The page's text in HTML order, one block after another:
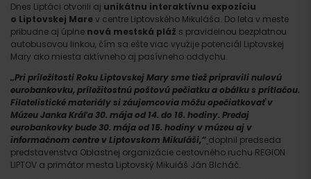
Dnes Liptáci otvorili aj unikátnu interaktívnu expozíciu
o Liptovskej Marev centre Liptovského Mikuláša. Do leta v meste
pribudne aj úplne nová mestská pláž s pravidelnou bezplatnou
autobusovou linkou, čím sa ešte viac využije potenciál Liptovskej
Mary ako miesta aktívneho aj pasívneho oddychu.
„Pri príležitosti Roku Liptovskej Mary sme tiež pripravili nulovú
eurobankovku, príležitostnú poštovú pečiatku a obálku s prítlačou.
Filatelistické materiály si záujemcovia môžu opečiatkovať v
Múzeu Janka Kráľa 30. mája od 14. do 16. hodiny. Predaj
eurobankovky bude 30. mája od 15. hodiny v múzeu aj v
informačnom centre v Liptovskom Mikuláši,“ doplnil predseda
predstavenstva Oblastnej organizácie cestovného ruchu REGION
LIPTOV a primátor mesta Liptovský Mikuláš Ján Blcháč.
Príchod